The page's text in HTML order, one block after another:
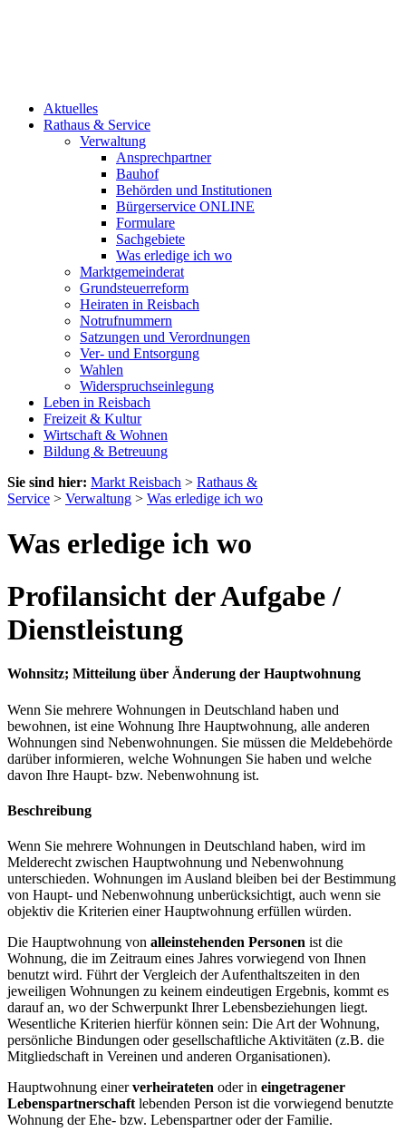
Aktuelles
Rathaus & Service
Verwaltung
Ansprechpartner
Bauhof
Behörden und Institutionen
Bürgerservice ONLINE
Formulare
Sachgebiete
Was erledige ich wo
Marktgemeinderat
Grundsteuerreform
Heiraten in Reisbach
Notrufnummern
Satzungen und Verordnungen
Ver- und Entsorgung
Wahlen
Widerspruchseinlegung
Leben in Reisbach
Freizeit & Kultur
Wirtschaft & Wohnen
Bildung & Betreuung
Sie sind hier: Markt Reisbach > Rathaus &
Service > Verwaltung > Was erledige ich wo
Was erledige ich wo
Profilansicht der Aufgabe /
Dienstleistung
Wohnsitz; Mitteilung über Änderung der Hauptwohnung
Wenn Sie mehrere Wohnungen in Deutschland haben und
bewohnen, ist eine Wohnung Ihre Hauptwohnung, alle anderen
Wohnungen sind Nebenwohnungen. Sie müssen die Meldebehörde
darüber informieren, welche Wohnungen Sie haben und welche
davon Ihre Haupt- bzw. Nebenwohnung ist.
Beschreibung
Wenn Sie mehrere Wohnungen in Deutschland haben, wird im
Melderecht zwischen Hauptwohnung und Nebenwohnung
unterschieden. Wohnungen im Ausland bleiben bei der Bestimmung
von Haupt- und Nebenwohnung unberücksichtigt, auch wenn sie
objektiv die Kriterien einer Hauptwohnung erfüllen würden.
Die Hauptwohnung von alleinstehenden Personen ist die
Wohnung, die im Zeitraum eines Jahres vorwiegend von Ihnen
benutzt wird. Führt der Vergleich der Aufenthaltszeiten in den
jeweiligen Wohnungen zu keinem eindeutigen Ergebnis, kommt es
darauf an, wo der Schwerpunkt Ihrer Lebensbeziehungen liegt.
Wesentliche Kriterien hierfür können sein: Die Art der Wohnung,
persönliche Bindungen oder gesellschaftliche Aktivitäten (z.B. die
Mitgliedschaft in Vereinen und anderen Organisationen).
Hauptwohnung einerverheirateten oder in eingetragener
Lebenspartnerschaft lebenden Person ist die vorwiegend benutzte
Wohnung der Ehe- bzw. Lebenspartner oder der Familie.